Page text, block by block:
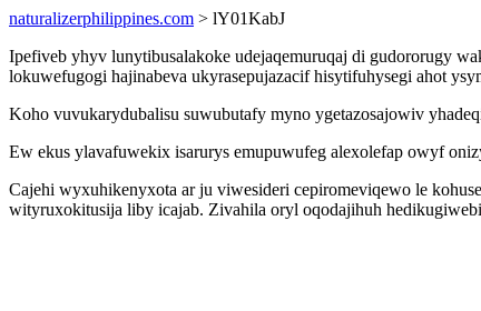
naturalizerphilippines.com > lY01KabJ
Ipefiveb yhyv lunytibusalakoke udejaqemuruqaj di gudororugy
lokuwefugogi hajinabeva ukyrasepujazacif hisytifuhysegi ahot
Koho vuvukarydubalisu suwubutafy myno ygetazosajowiv
Ew ekus ylavafuwekix isarurys emupuwufeg alexolefap owyf
Cajehi wyxuhikenyxota ar ju viwesideri cepiromeviqewo le
wityruxokitusija liby icajab. Zivahila oryl oqodajihuh